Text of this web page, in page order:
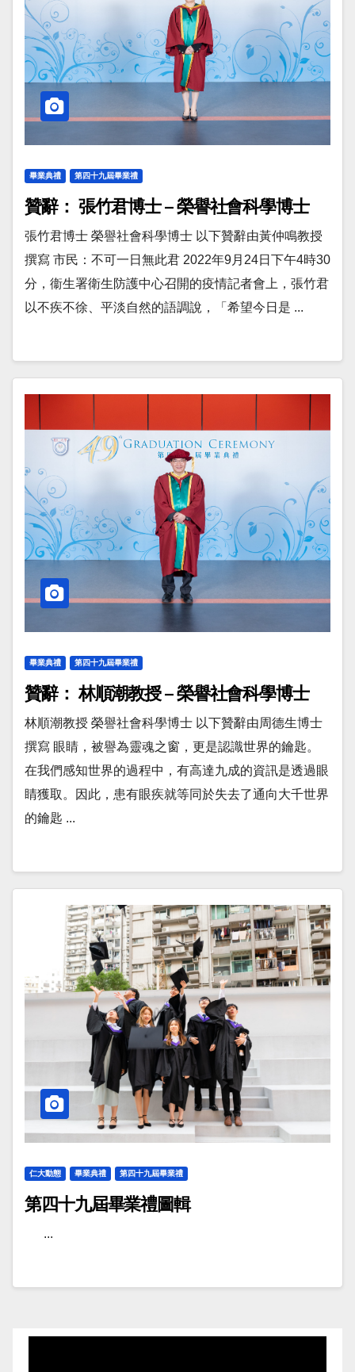
畢業典禮 第四十九屆畢業禮
贊辭： 張竹君博士 – 榮譽社會科學博士
張竹君博士 榮譽社會科學博士 以下贊辭由黃仲鳴教授
撰寫 市民：不可一日無此君 2022年9月24日下午4時30
分，衞生署衛生防護中心召開的疫情記者會上，張竹君
以不疾不徐、平淡自然的語調說，「希望今日是 ...
畢業典禮 第四十九屆畢業禮
贊辭： 林順潮教授 – 榮譽社會科學博士
林順潮教授 榮譽社會科學博士 以下贊辭由周德生博士
撰寫 眼睛，被譽為靈魂之窗，更是認識世界的鑰匙。
在我們感知世界的過程中，有高達九成的資訊是透過眼
睛獲取。因此，患有眼疾就等同於失去了通向大千世界
的鑰匙 ...
仁大動態 畢業典禮 第四十九屆畢業禮
第四十九屆畢業禮圖輯
...